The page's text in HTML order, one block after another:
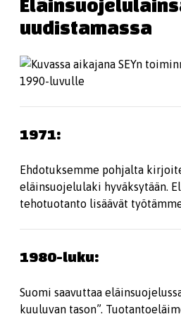
uudistamassa
1971:
Ehdotuksemme pohjalta
eläinsuojelulaki hyväksytään.
tehotuotanto lisäävät
1980-luku:
Suomi saavuttaa
kuuluvan tason”.